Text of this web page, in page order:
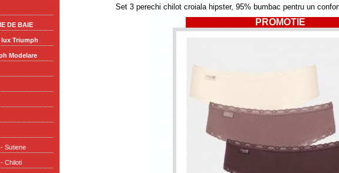
DE BAIE
lux Triumph
Modelare
Sutiene
Chiloti
Set 3 perechi chilot croiala hipster, 95% bumbac pentru un
PROMOTIE